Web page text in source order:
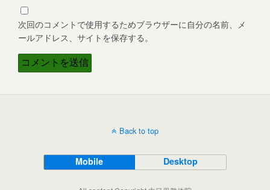
次回のコメントで使用するためブラウザーに自分の名前、メ
ールアドレス、サイトを保存する。
Back to top
Mobile Desktop